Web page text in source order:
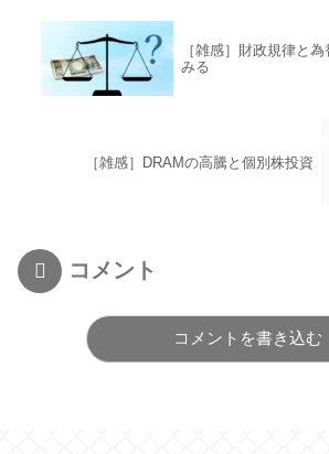
［雑感］財政規律と
みる
［雑感］DRAMの高騰と個別株投資
コメント
コメントを書き込む